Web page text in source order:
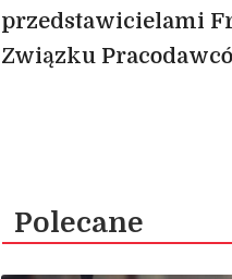
przedstawicielami
Związku
Polecane